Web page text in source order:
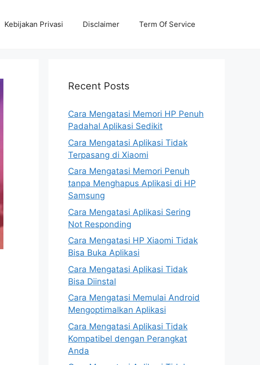
Kebijakan Privasi Disclaimer Term Of Service
Recent Posts
Cara Mengatasi Memori HP Penuh
Padahal Aplikasi Sedikit
Cara Mengatasi Aplikasi Tidak
Terpasang di Xiaomi
Cara Mengatasi Memori Penuh
tanpa Menghapus Aplikasi di HP
Samsung
Cara Mengatasi Aplikasi Sering
Not Responding
Cara Mengatasi HP Xiaomi Tidak
Bisa Buka Aplikasi
Cara Mengatasi Aplikasi Tidak
Bisa Diinstal
Cara Mengatasi Memulai Android
Mengoptimalkan Aplikasi
Cara Mengatasi Aplikasi Tidak
Kompatibel dengan Perangkat
Anda